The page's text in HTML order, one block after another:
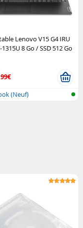
Lenovo V15 G4 IRU
1315U 8 Go / SSD 512 Go
(Neuf)